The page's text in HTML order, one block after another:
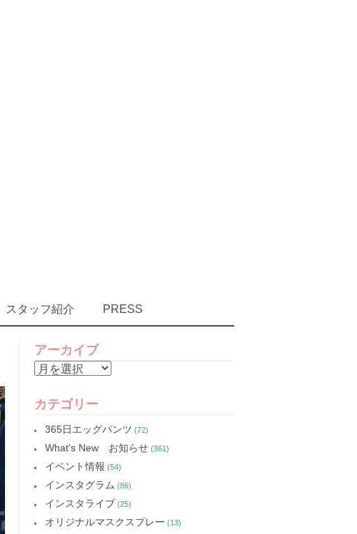
スタッフ紹介 PRESS
アーカイブ
ア
カ
カテゴリー
365日エッグパンツ (72)
What's New お知らせ (361)
イベント情報 (54)
インスタグラム (86)
インスタライブ (25)
オリジナルマスクスプレー (13)